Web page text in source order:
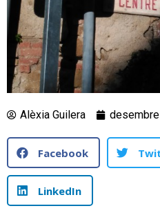
Alèxia Guilera
Facebook
LinkedIn